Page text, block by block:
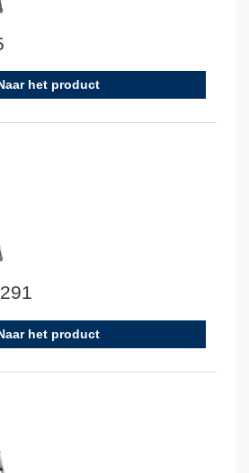
het product
het product